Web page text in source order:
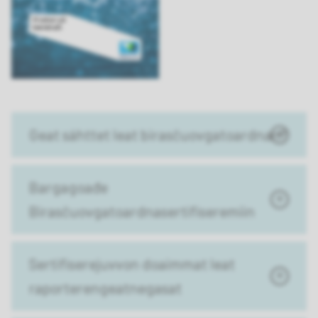
Geat sáhttet leat birasčuovgatoardnan?
Bargagoađe
Birasčuovgatoardnasertifiseremiin
Sertifiserejuvvon doaimmat leat
raporterengeatnegasat